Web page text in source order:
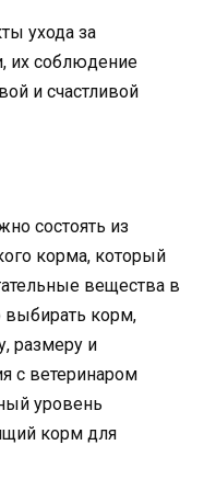
ухода за
их соблюдение
и счастливой
состоять из
корма, который
вещества в
выбирать корм,
размеру и
с ветеринаром
уровень
корм для